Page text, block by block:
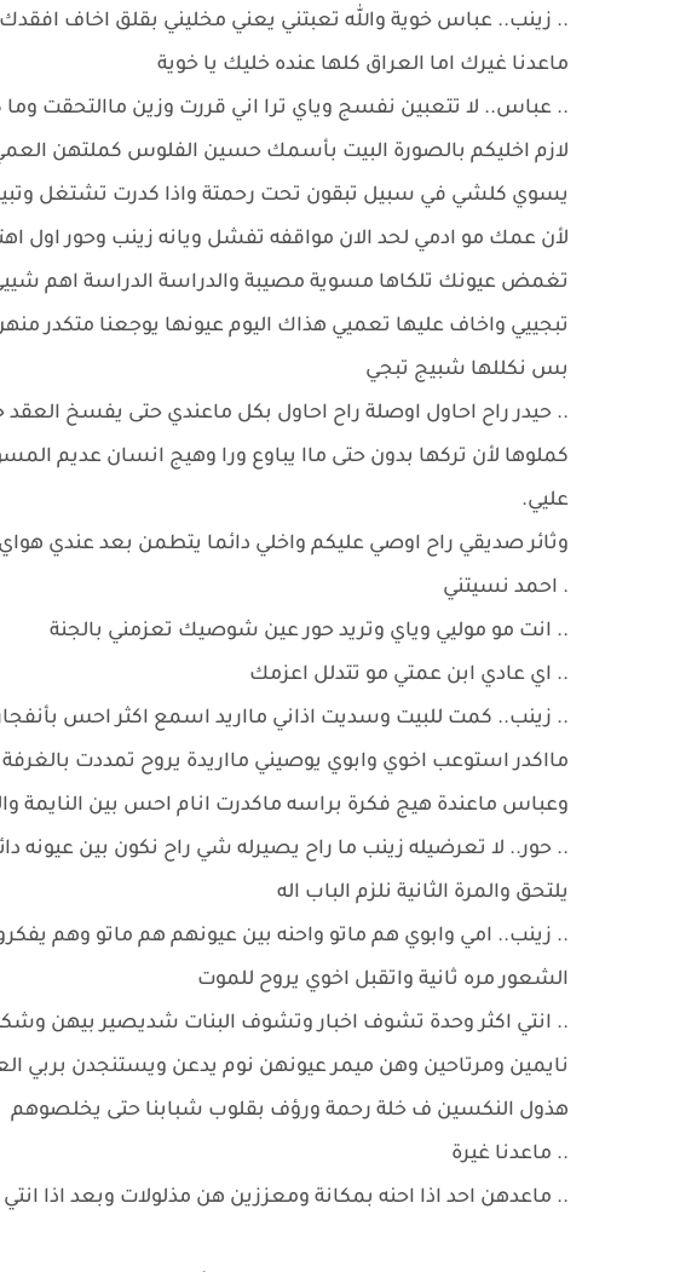
.. زينب.. عباس خوية والله تعبتني يعني مخليني بقلق اخاف
ماعدنا غيرك اما العراق كلها عنده خليك يا خوية
.. عباس.. لا تتعبين نفسج وياي ترا اني قررت وزين ماالتحقت
لازم اخليكم بالصورة البيت بأسمك حسين الفلوس كملتهن
يسوي كلشي في سبيل تبقون تحت رحمتة واذا كدرت تشتغل
لأن عمك مو ادمي لحد الان مواقفه تفشل ويانه زينب وحور اول
تغمض عيونك تلكاها مسوية مصيبة والدراسة الدراسة اهم شييي
تبجييي واخاف عليها تعميي هذاك اليوم عيونها يوجعنا متكدر
بس نكللها شبيج تبجي
.. حيدر راح احاول اوصلة راح احاول بكل ماعندي حتى يفسخ العقد
كملوها لأن تركها بدون حتى ماا يباوع ورا وهيج انسان عديم
عليي.
وثائر صديقي راح اوصي عليكم واخلي دائما يتطمن بعد عندي هواي
. احمد نسيتني
.. انت مو موليي وياي وتريد حور عين شوصيك تعزمني بالجنة
.. اي عادي ابن عمتي مو تتدلل اعزمك
.. زينب.. كمت للبيت وسديت اذاني مااريد اسمع اكثر احس
مااكدر استوعب اخوي وابوي يوصيني مااريدة يروح تمددت
وعباس ماعندة هيج فكرة براسه ماكدرت انام احس بين النايمة
.. حور.. لا تعرضيله زينب ما راح يصيرله شي راح نكون بين
يلتحق والمرة الثانية نلزم الباب اله
.. زينب.. امي وابوي هم ماتو واحنه بين عيونهم هم ماتو وهم
الشعور مره ثانية واتقبل اخوي يروح للموت
.. انتي اكثر وحدة تشوف اخبار وتشوف البنات شديصير بيهن
نايمين ومرتاحين وهن ميمر عيونهن نوم يدعن ويستنجدن بربي
هذول النكسين ف خلة رحمة ورؤف بقلوب شبابنا حتى يخلصوهم
.. ماعدنا غيرة
.. ماعدهن احد اذا احنه بمكانة ومعززين هن مذلولات وبعد اذا